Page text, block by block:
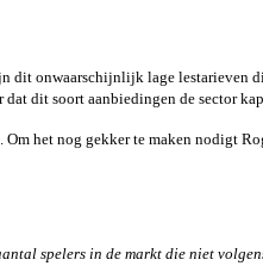
dit onwaarschijnlijk lage lestarieven
dat dit soort aanbiedingen de sector
het nog gekker te maken nodigt
spelers in de markt die niet